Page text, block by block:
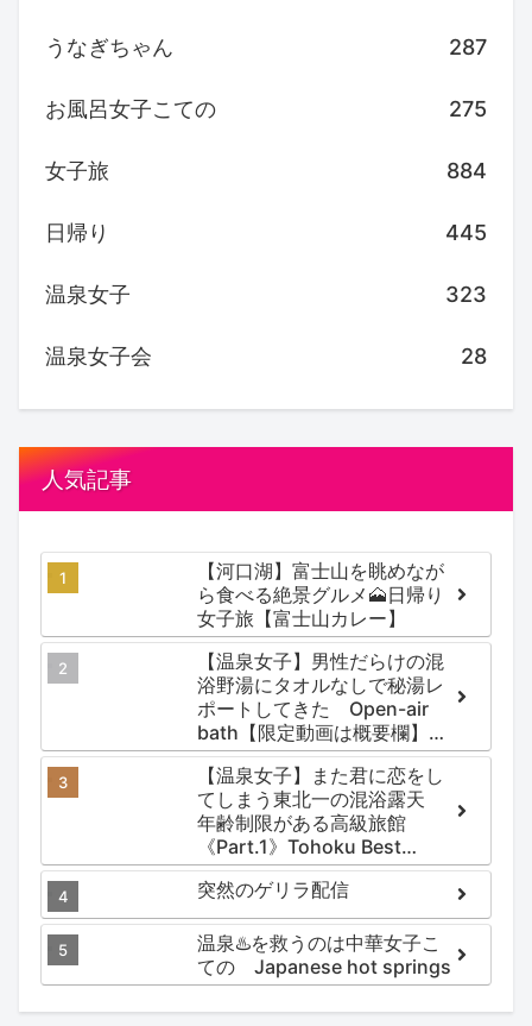
うなぎちゃん 287
お風呂女子こての 275
女子旅 884
日帰り 445
温泉女子 323
温泉女子会 28
人気記事
【河口湖】富士山を眺めなが
ら食べる絶景グルメ🗻日帰り
女子旅【富士山カレー】
【温泉女子】男性だらけの混
浴野湯にタオルなしで秘湯レ
ポートしてきた Open-air
bath【限定動画は概要欄】尻
焼温泉郷 川の湯
【温泉女子】また君に恋をし
てしまう東北一の混浴露天
年齢制限がある高級旅館
《Part.1》Tohoku Best
Secret hotspring #japan
#koteno
突然のゲリラ配信
温泉♨️を救うのは中華女子こ
ての Japanese hot springs